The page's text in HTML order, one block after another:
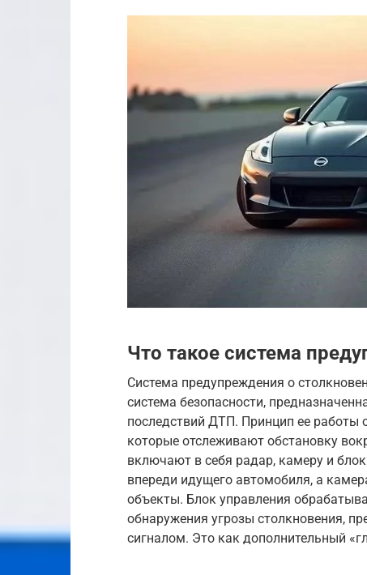
Что такое система
Система предупреждения о
система безопасности,
последствий ДТП. Принцип ее работы
которые отслеживают обстановку
включают в себя радар, камеру и
впереди идущего автомобиля, а
объекты. Блок управления
обнаружения угрозы столкновения,
сигналом. Это как дополнительный